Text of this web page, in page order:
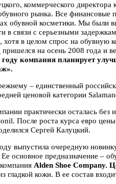
коммерческого директора
рынка. Все
обувной косметики. Мы были
в связи с серьезными
в целом спрос на обувную
на осень 2008 года и
году компания планирует
– единственный
ценовой категории
практически осталась
После роста курса евро
Сергей Калуцкий.
выпустила очередную
Ее основное предназначение –
Alden Shoe Company.
гладкой кожи. В ее состав